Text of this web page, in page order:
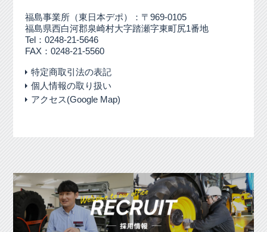
福島事業所（東日本デポ）：〒969-0105
福島県西白河郡泉崎村大字踏瀬字東町尻1番地
Tel：0248-21-5646
FAX：0248-21-5560
特定商取引法の表記
個人情報の取り扱い
アクセス(Google Map)